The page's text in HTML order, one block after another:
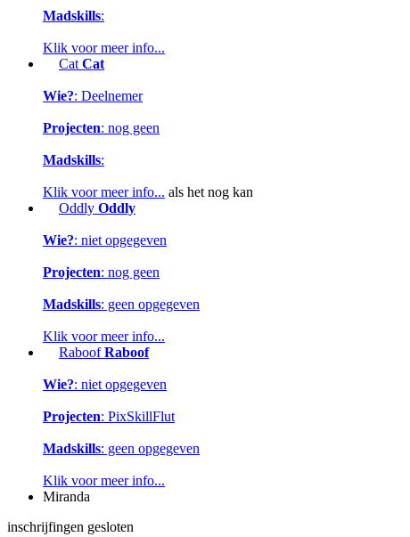
Madskills:
Klik voor meer info...
Cat Cat
Wie?: Deelnemer
Projecten: nog geen
Madskills:
Klik voor meer info... als het nog kan
Oddly Oddly
Wie?: niet opgegeven
Projecten: nog geen
Madskills: geen opgegeven
Klik voor meer info...
Raboof Raboof
Wie?: niet opgegeven
Projecten: PixSkillFlut
Madskills: geen opgegeven
Klik voor meer info...
Miranda
inschrijfingen gesloten